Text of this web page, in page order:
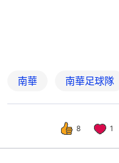
南華 南華足球隊
8 1